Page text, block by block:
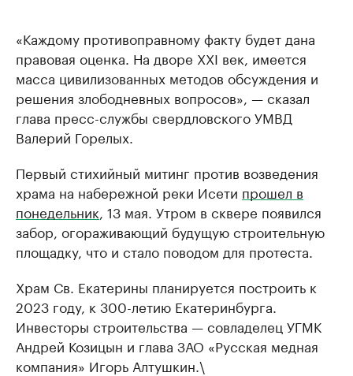
«Каждому противоправному факту будет дана
правовая оценка. На дворе XXI век, имеется
масса цивилизованных методов обсуждения и
решения злободневных вопросов», — сказал
глава пресс-службы свердловского УМВД
Валерий Горелых.
Первый стихийный митинг против возведения
храма на набережной реки Исети прошел в
понедельник , 13 мая. Утром в сквере появился
забор, огораживающий будущую строительную
площадку, что и стало поводом для протеста.
Храм Св. Екатерины планируется построить к
2023 году, к 300-летию Екатеринбурга.
Инвесторы строительства — совладелец УГМК
Андрей Козицын и глава ЗАО «Русская медная
компания» Игорь Алтушкин.\